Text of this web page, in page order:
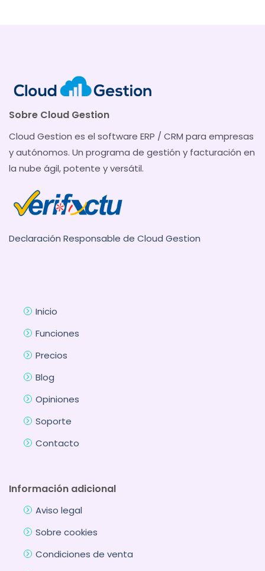
Sobre Cloud Gestion
Cloud Gestion es el software ERP / CRM para empresas
y autónomos. Un programa de gestión y facturación en
la nube ágil, potente y versátil.
Declaración Responsable de Cloud Gestion
Inicio
Funciones
Precios
Blog
Opiniones
Soporte
Contacto
Información adicional
Aviso legal
Sobre cookies
Condiciones de venta